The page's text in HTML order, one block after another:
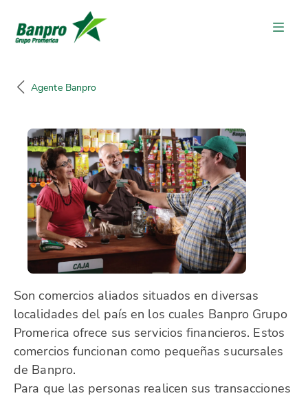
Son comercios aliados situados en diversas
localidades del país en los cuales Banpro Grupo
Promerica ofrece sus servicios financieros. Estos
comercios funcionan como pequeñas sucursales
de Banpro.
Para que las personas realicen sus transacciones
Agente Banpro